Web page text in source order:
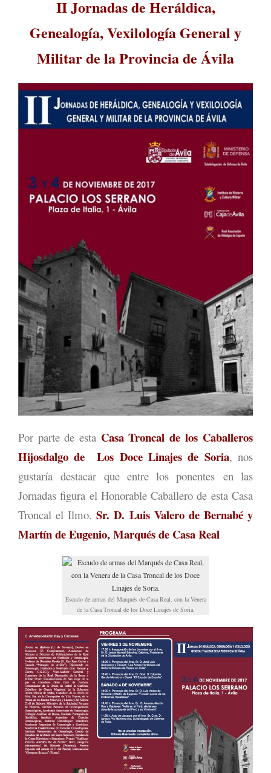
II Jornadas de Heráldica,
Genealogía, Vexilología General y
Militar de la Provincia de Ávila
Por parte de esta Casa Troncal de los Caballeros
Hijosdalgo de Los Doce Linajes de Soria, nos
gustaría destacar que entre los ponentes en las
Jornadas figura el Honorable Caballero de esta Casa
Troncal el Ilmo.Sr. D. Luis Valero de Bernabé y
Martín de Eugenio, Marqués de Casa Real
Escudo de armas del Marqués de Casa Real, con la Venera
de la Casa Troncal de los Doce Linajes de Soria.